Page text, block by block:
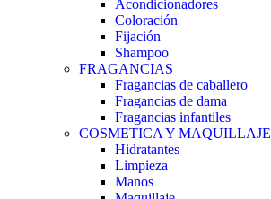
Acondicionadores
Coloración
Fijación
Shampoo
FRAGANCIAS
Fragancias de caballero
Fragancias de dama
Fragancias infantiles
COSMETICA Y MAQUILLAJE
Hidratantes
Limpieza
Manos